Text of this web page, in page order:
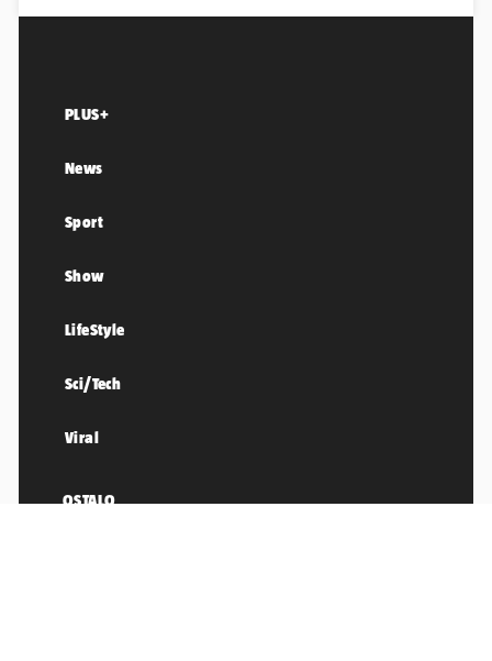
PLUS+
News
Sport
Show
LifeStyle
Sci/Tech
Viral
OSTALO